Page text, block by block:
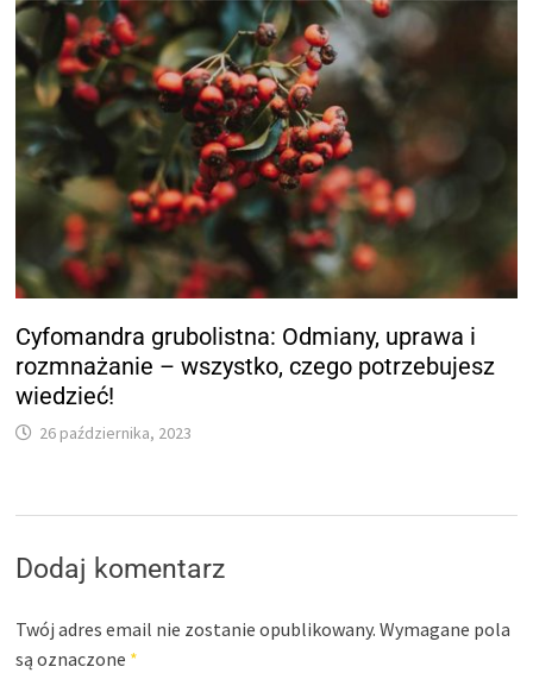
Cyfomandra grubolistna: Odmiany, uprawa i
rozmnażanie – wszystko, czego potrzebujesz
wiedzieć!
26 października, 2023
Dodaj komentarz
Twój adres email nie zostanie opublikowany. Wymagane pola
są oznaczone *